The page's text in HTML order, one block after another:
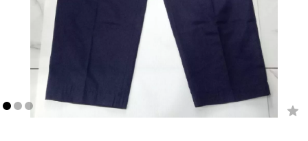
ผ้ากันเปื้อน
ชุดคลุมท้อง
หมวก